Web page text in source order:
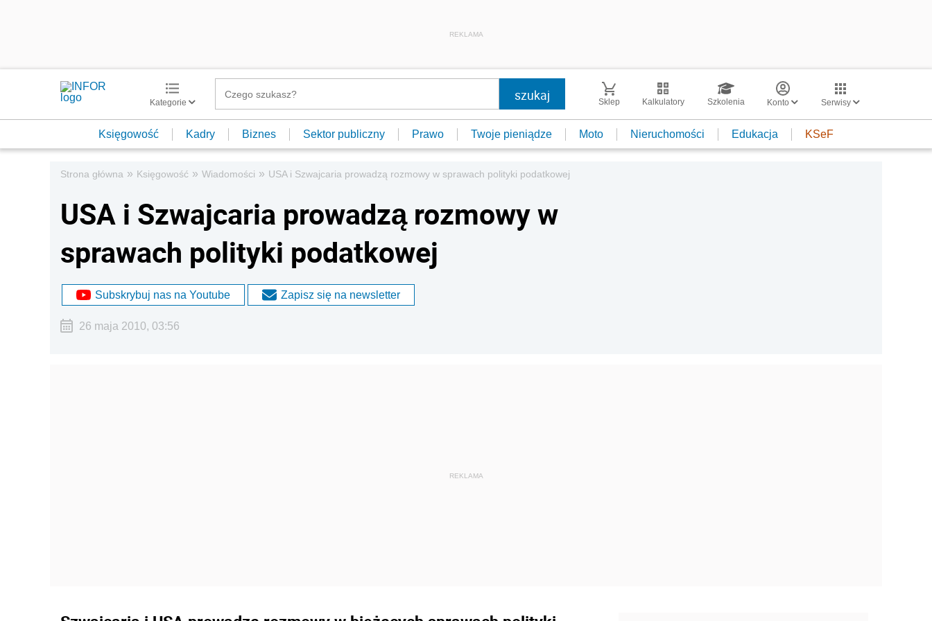
REKLAMA
Kategorie Sklep Kalkulatory Szkolenia Konto Serwisy
Księgowość Kadry Biznes Sektor publiczny Prawo Twoje pieniądze Moto Nieruchomości Edukacja KSeF
Strona główna » Księgowość » Wiadomości » USA i Szwajcaria prowadzą rozmowy w sprawach polityki podatkowej
USA i Szwajcaria prowadzą rozmowy w
sprawach polityki podatkowej
Subskrybuj nas na Youtube Zapisz się na newsletter
26 maja 2010, 03:56